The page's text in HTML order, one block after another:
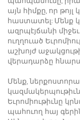
այն հիմքը, որ
հաստատել: Մենք
ազրպէյճանի
ուղղուած
աշխոյժ
վերադարձը
Մենք,
Եւրոմիութիւնը
պահուող հայ